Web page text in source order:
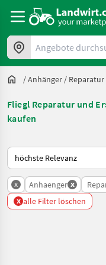
Angebote durchsuchen
/Anhänger /
Fliegl Reparatur und
kaufen
So wird auf
x Anhaenger x
x alle Filter löschen